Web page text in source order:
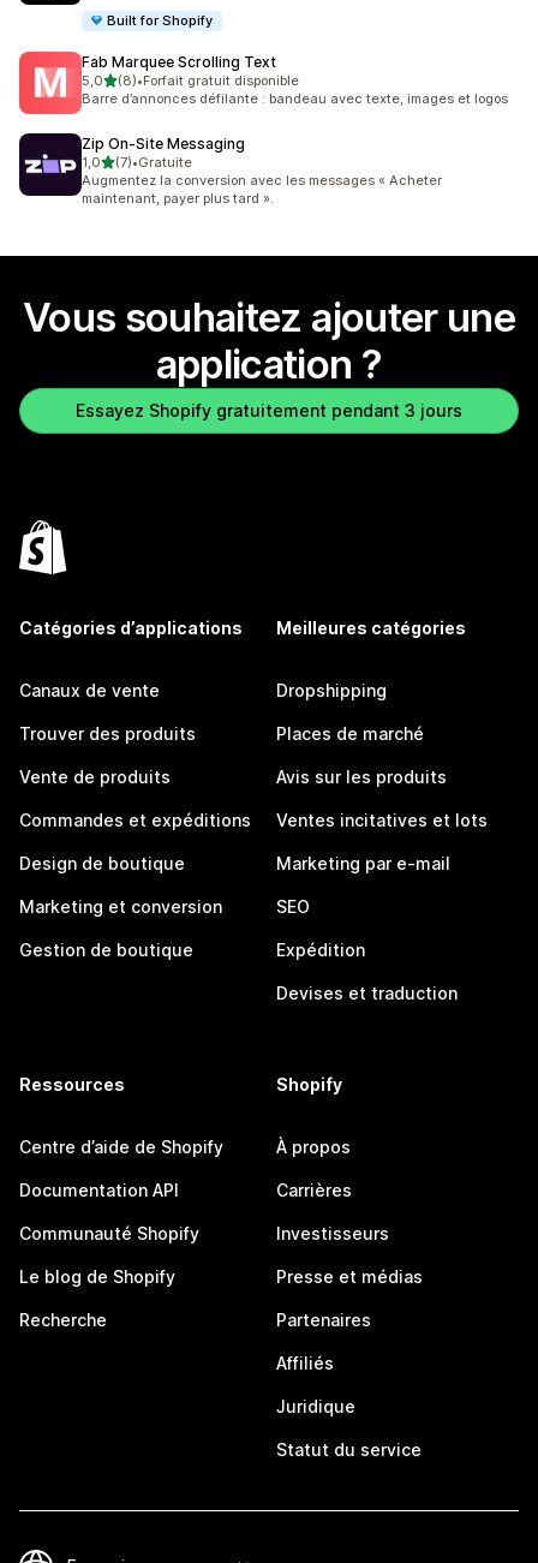
Built for Shopify
Fab Marquee Scrolling Text
5,0étoile(s) sur 5
(8)
8 avis au total
•Forfait gratuit disponible
Barre d’annonces défilante : bandeau avec texte, images et logos
Zip On‑Site Messaging
1,0étoile(s) sur 5
(7)
7 avis au total
•Gratuite
Augmentez la conversion avec les messages « Acheter
maintenant, payer plus tard ».
Vous souhaitez ajouter une
application ?
Essayez Shopify gratuitement pendant 3 jours
Catégories d’applications
Canaux de vente
Trouver des produits
Vente de produits
Commandes et expéditions
Design de boutique
Marketing et conversion
Gestion de boutique
Meilleures catégories
Dropshipping
Places de marché
Avis sur les produits
Ventes incitatives et lots
Marketing par e-mail
SEO
Expédition
Devises et traduction
Ressources
Centre d’aide de Shopify
Documentation API
Communauté Shopify
Le blog de Shopify
Recherche
Shopify
À propos
Carrières
Investisseurs
Presse et médias
Partenaires
Affiliés
Juridique
Statut du service